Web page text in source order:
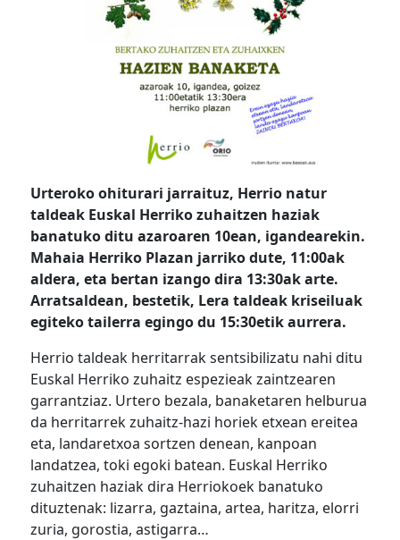
Urteroko ohiturari jarraituz, Herrio natur
taldeak Euskal Herriko zuhaitzen haziak
banatuko ditu azaroaren 10ean, igandearekin.
Mahaia Herriko Plazan jarriko dute, 11:00ak
aldera, eta bertan izango dira 13:30ak arte.
Arratsaldean, bestetik, Lera taldeak kriseiluak
egiteko tailerra egingo du 15:30etik aurrera.
Herrio taldeak herritarrak sentsibilizatu nahi ditu
Euskal Herriko zuhaitz espezieak zaintzearen
garrantziaz. Urtero bezala, banaketaren helburua
da herritarrek zuhaitz-hazi horiek etxean ereitea
eta, landaretxoa sortzen denean, kanpoan
landatzea, toki egoki batean. Euskal Herriko
zuhaitzen haziak dira Herriokoek banatuko
dituztenak: lizarra, gaztaina, artea, haritza, elorri
zuria, gorostia, astigarra…